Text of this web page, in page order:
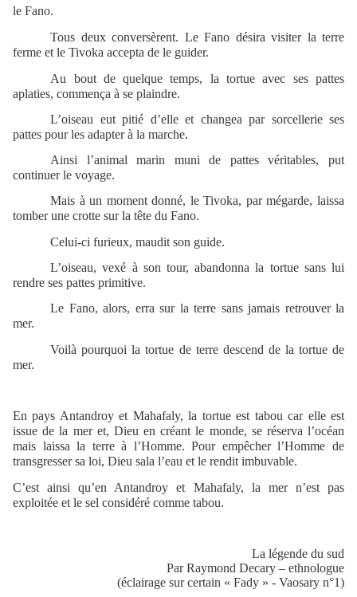
le Fano.
Tous deux conversèrent. Le Fano désira visiter la terre
ferme et le Tivoka accepta de le guider.
Au bout de quelque temps, la tortue avec ses pattes
aplaties, commença à se plaindre.
L’oiseau eut pitié d’elle et changea par sorcellerie ses
pattes pour les adapter à la marche.
Ainsi l’animal marin muni de pattes véritables, put
continuer le voyage.
Mais à un moment donné, le Tivoka, par mégarde, laissa
tomber une crotte sur la tête du Fano.
Celui-ci furieux, maudit son guide.
L’oiseau, vexé à son tour, abandonna la tortue sans lui
rendre ses pattes primitive.
Le Fano, alors, erra sur la terre sans jamais retrouver la
mer.
Voilà pourquoi la tortue de terre descend de la tortue de
mer.
En pays Antandroy et Mahafaly, la tortue est tabou car elle est
issue de la mer et, Dieu en créant le monde, se réserva l’océan
mais laissa la terre à l’Homme. Pour empêcher l’Homme de
transgresser sa loi, Dieu sala l’eau et le rendit imbuvable.
C’est ainsi qu’en Antandroy et Mahafaly, la mer n’est pas
exploitée et le sel considéré comme tabou.
La légende du sud
Par Raymond Decary – ethnologue
(éclairage sur certain « Fady » - Vaosary n°1)